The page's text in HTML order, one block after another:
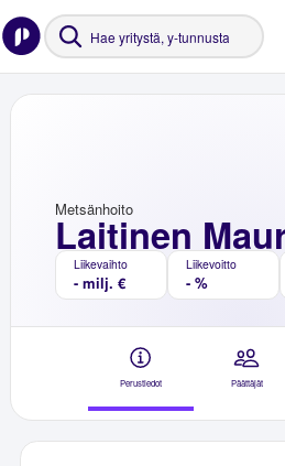
Laitinen
Metsänhoito
Liikevaihto
- milj. €
Liikevoitto
- %
Perustiedot Päättäjät